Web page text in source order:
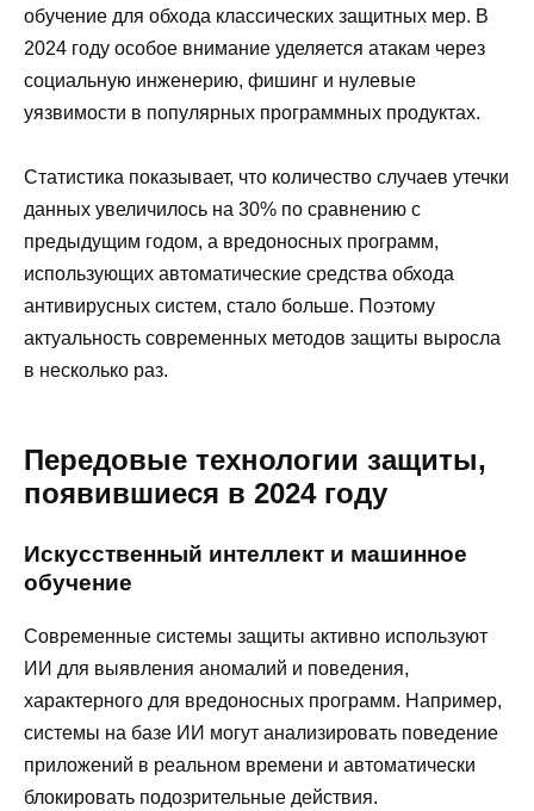
обучение для обхода классических защитных мер. В
2024 году особое внимание уделяется атакам через
социальную инженерию, фишинг и нулевые
уязвимости в популярных программных продуктах.
Статистика показывает, что количество случаев утечки
данных увеличилось на 30% по сравнению с
предыдущим годом, а вредоносных программ,
использующих автоматические средства обхода
антивирусных систем, стало больше. Поэтому
актуальность современных методов защиты выросла
в несколько раз.
Передовые технологии защиты,
появившиеся в 2024 году
Искусственный интеллект и машинное
обучение
Современные системы защиты активно используют
ИИ для выявления аномалий и поведения,
характерного для вредоносных программ. Например,
системы на базе ИИ могут анализировать поведение
приложений в реальном времени и автоматически
блокировать подозрительные действия.